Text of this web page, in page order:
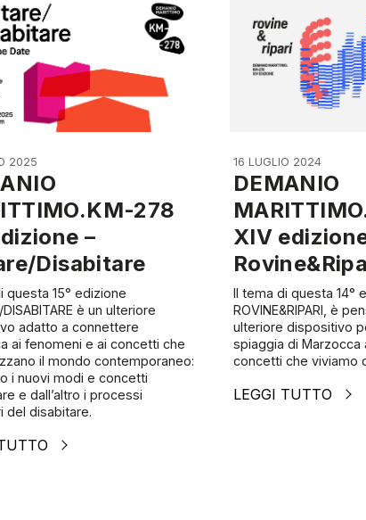
2025
278
–
Disabitare
questa 15° edizione
DISABITARE è un ulteriore
adatto a connettere
ai fenomeni e ai concetti che
il mondo contemporaneo:
i nuovi modi e concetti
e dall’altro i processi
del disabitare.
16 LUGLIO 2024
DEMANIO
XIV
Il tema di questa 14°
ROVINE&RIPARI, è
ulteriore dispositivo
spiaggia di Marzocca
concetti che viviamo
LEGGI TUTTO